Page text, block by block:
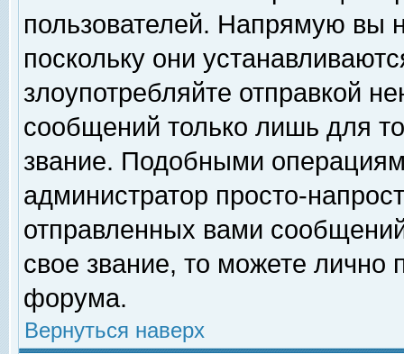
пользователей. Напрямую вы
поскольку они
злоупотребляйте отправкой
сообщений только лишь для
звание. Подобными
администратор просто-
отправленных вами
свое звание, то можете лично
форума.
Вернуться наверх